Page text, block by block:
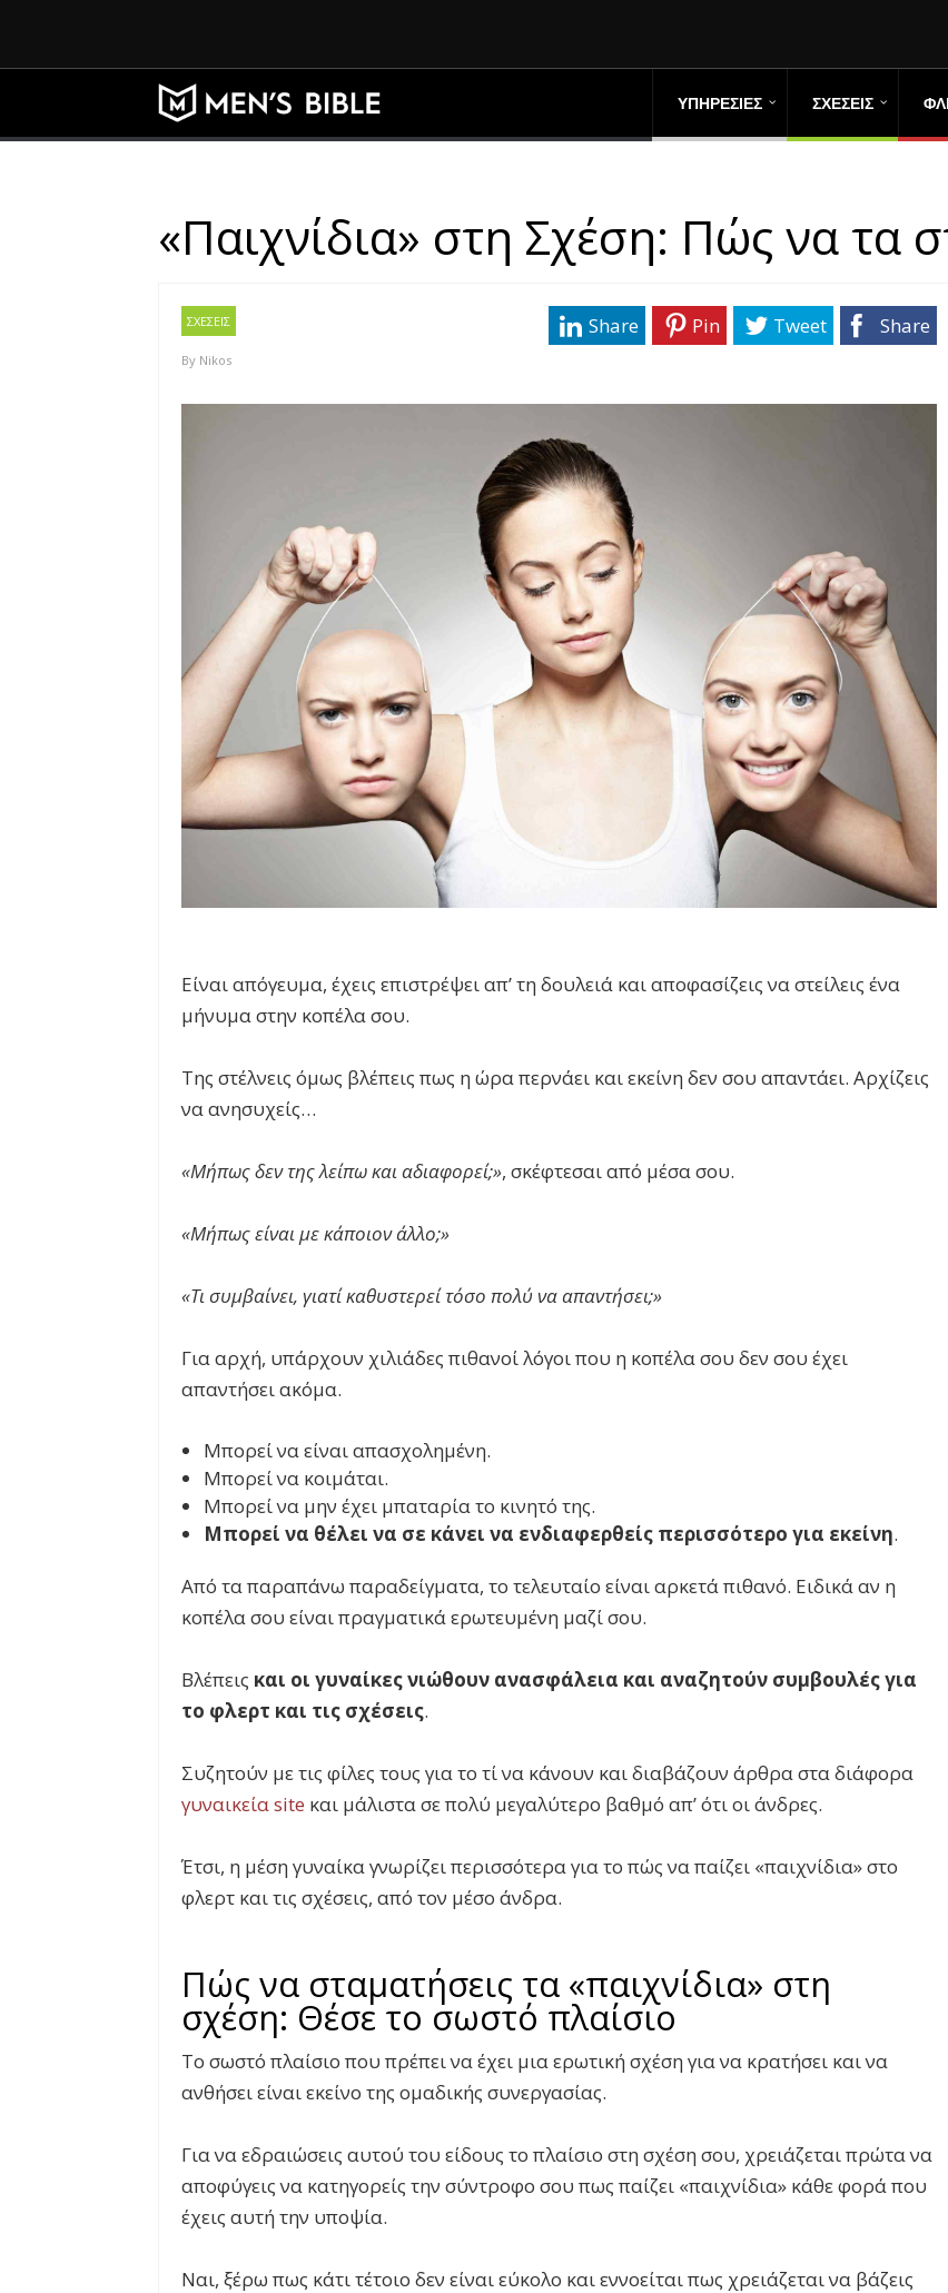
ΥΠΗΡΕΣΙΕΣ ΣΧΕΣΕΙΣ
«Παιχνίδια» στη Σχέση: Πώς να τα
ΣΧΕΣΕΙΣ
By Nikos
Share
Tweet
Pin
Share
Είναι απόγευμα, έχεις επιστρέψει απ’ τη δουλειά και αποφασίζεις να στείλεις ένα
μήνυμα στην κοπέλα σου.
Της στέλνεις όμως βλέπεις πως η ώρα περνάει και εκείνη δεν σου απαντάει. Αρχίζεις
να ανησυχείς…
«Μήπως δεν της λείπω και αδιαφορεί;», σκέφτεσαι από μέσα σου.
«Μήπως είναι με κάποιον άλλο;»
«Τι συμβαίνει, γιατί καθυστερεί τόσο πολύ να απαντήσει;»
Για αρχή, υπάρχουν χιλιάδες πιθανοί λόγοι που η κοπέλα σου δεν σου έχει
απαντήσει ακόμα.
Μπορεί να είναι απασχολημένη.
Μπορεί να κοιμάται.
Μπορεί να μην έχει μπαταρία το κινητό της.
Μπορεί να θέλει να σε κάνει να ενδιαφερθείς περισσότερο για εκείνη.
Από τα παραπάνω παραδείγματα, το τελευταίο είναι αρκετά πιθανό. Ειδικά αν η
κοπέλα σου είναι πραγματικά ερωτευμένη μαζί σου.
Βλέπεις και οι γυναίκες νιώθουν ανασφάλεια και αναζητούν συμβουλές για
το φλερτ και τις σχέσεις.
Συζητούν με τις φίλες τους για το τί να κάνουν και διαβάζουν άρθρα στα διάφορα
γυναικεία site και μάλιστα σε πολύ μεγαλύτερο βαθμό απ’ ότι οι άνδρες.
Έτσι, η μέση γυναίκα γνωρίζει περισσότερα για το πώς να παίζει «παιχνίδια» στο
φλερτ και τις σχέσεις, από τον μέσο άνδρα.
Πώς να σταματήσεις τα «παιχνίδια» στη
σχέση: Θέσε το σωστό πλαίσιο
Το σωστό πλαίσιο που πρέπει να έχει μια ερωτική σχέση για να κρατήσει και να
ανθήσει είναι εκείνο της ομαδικής συνεργασίας.
Για να εδραιώσεις αυτού του είδους το πλαίσιο στη σχέση σου, χρειάζεται πρώτα να
αποφύγεις να κατηγορείς την σύντροφο σου πως παίζει «παιχνίδια» κάθε φορά που
έχεις αυτή την υποψία.
Ναι, ξέρω πως κάτι τέτοιο δεν είναι εύκολο και εννοείται πως χρειάζεται να βάζεις